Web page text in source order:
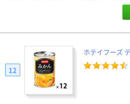
ホテイフーズ
12